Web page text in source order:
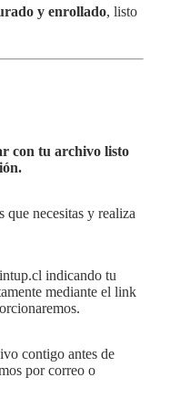
y enrollado, listo
con tu archivo listo
que necesitas y realiza
indicando tu
mediante el link
contigo antes de
por correo o